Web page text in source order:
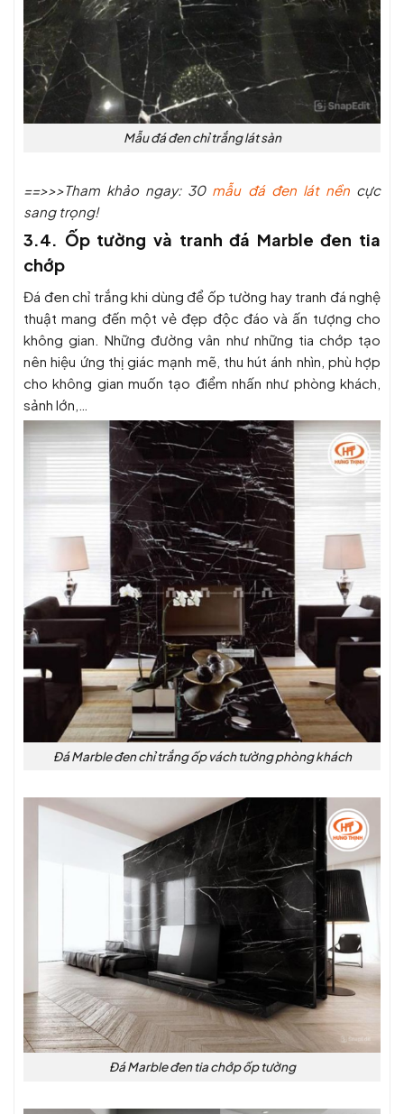
Mẫu đá đen chỉ trắng lát sàn
==>>>Tham khảo ngay: 30 mẫu đá đen lát nềncực
sang trọng!
3.4. Ốp tường và tranh đá Marble đen tia
chớp
Đá đen chỉ trắng khi dùng để ốp tường hay tranh đá nghệ
thuật mang đến một vẻ đẹp độc đáo và ấn tượng cho
không gian. Những đường vân như những tia chớp tạo
nên hiệu ứng thị giác mạnh mẽ, thu hút ánh nhìn, phù hợp
cho không gian muốn tạo điểm nhấn như phòng khách,
sảnh lớn,…
Đá Marble đen chỉ trắng ốp vách tường phòng khách
Đá Marble đen tia chớp ốp tường